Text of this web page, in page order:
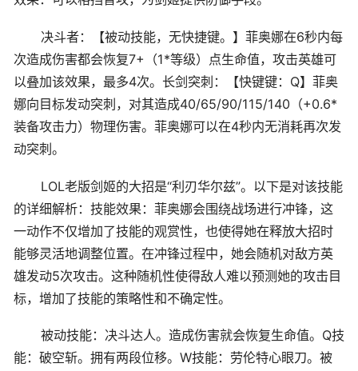
决斗者：【被动技能，无快捷键。】菲奥娜在6秒内每
次造成伤害都会恢复7+（1*等级）点生命值，攻击英雄可
以叠加该效果，最多4次。长剑突刺：【快键键：Q】菲奥
娜向目标发动突刺，对其造成40/65/90/115/140（+0.6*
装备攻击力）物理伤害。菲奥娜可以在4秒内无消耗再次发
动突刺。
LOL老版剑姬的大招是“利刃华尔兹”。以下是对该技能
的详细解析：技能效果：菲奥娜会围绕战场进行冲锋，这
一动作不仅增加了技能的观赏性，也使得她在释放大招时
能够灵活地调整位置。在冲锋过程中，她会随机对敌方英
雄发动5次攻击。这种随机性使得敌人难以预测她的攻击目
标，增加了技能的策略性和不确定性。
被动技能：决斗达人。造成伤害就会恢复生命值。Q技
能：破空斩。拥有两段位移。W技能：劳伦特心眼刀。被